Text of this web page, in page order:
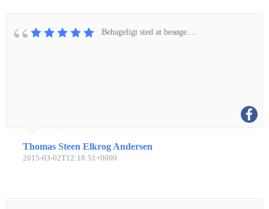
Behageligt sted at besøge....
Thomas Steen Elkrog Andersen
2015-03-02T12:18:51+0000